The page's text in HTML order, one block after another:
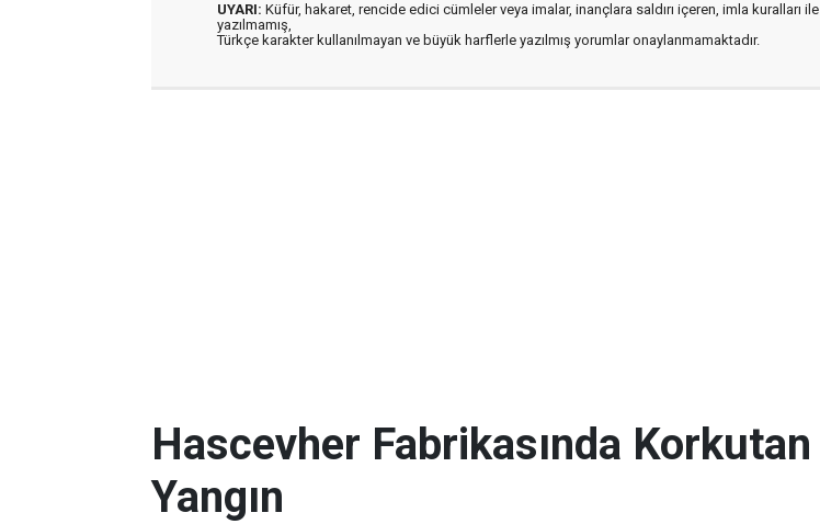
UYARI: Küfür, hakaret, rencide edici cümleler veya imalar, inançlara saldırı içeren, imla kuralları ile
yazılmamış,
Türkçe karakter kullanılmayan ve büyük harflerle yazılmış yorumlar onaylanmamaktadır.
Hascevher Fabrikasında Korkutan
Yangın